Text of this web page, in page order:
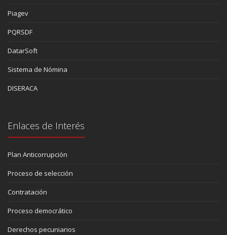
Piagev
PQRSDF
DatarSoft
Sistema de Nómina
DISERACA
Enlaces de Interés
Plan Anticorrupción
Proceso de selección
Contratación
Proceso democrático
Derechos pecuniarios